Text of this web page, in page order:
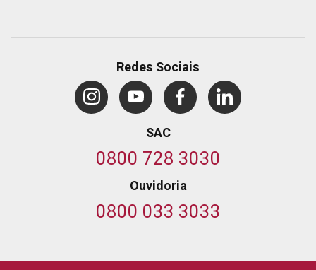
Redes Sociais
SAC
0800 728 3030
Ouvidoria
0800 033 3033